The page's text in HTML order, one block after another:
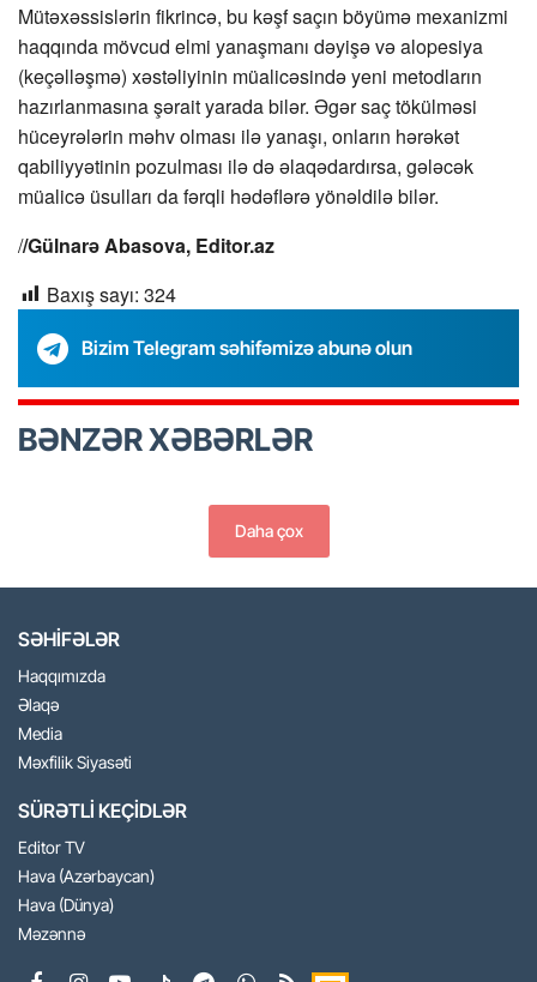
Mütəxəssislərin fikrincə, bu kəşf saçın böyümə mexanizmi
haqqında mövcud elmi yanaşmanı dəyişə və alopesiya
(keçəlləşmə) xəstəliyinin müalicəsində yeni metodların
hazırlanmasına şərait yarada bilər. Əgər saç tökülməsi
hüceyrələrin məhv olması ilə yanaşı, onların hərəkət
qabiliyyətinin pozulması ilə də əlaqədardırsa, gələcək
müalicə üsulları da fərqli hədəflərə yönəldilə bilər.
//Gülnarə Abasova, Editor.az
Baxış sayı: 324
Bizim Telegram səhifəmizə abunə olun
BƏNZƏR XƏBƏRLƏR
Daha çox
SƏHİFƏLƏR
Haqqımızda
Əlaqə
Media
Məxfilik Siyasəti
SÜRƏTLİ KEÇİDLƏR
Editor TV
Hava (Azərbaycan)
Hava (Dünya)
Məzənnə